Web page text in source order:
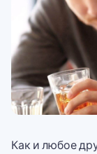
Как и любое